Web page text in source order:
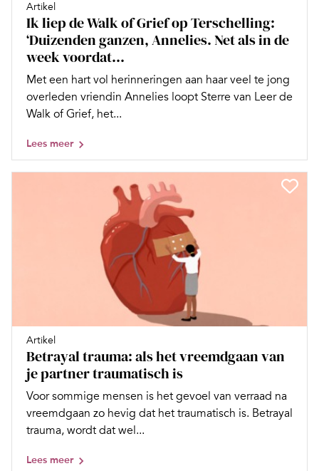
Artikel
Ik liep de Walk of Grief op Terschelling:
‘Duizenden ganzen, Annelies. Net als in de
week voordat...
Met een hart vol herinneringen aan haar veel te jong
overleden vriendin Annelies loopt Sterre van Leer de
Walk of Grief, het...
Lees meer
Artikel
Betrayal trauma: als het vreemdgaan van
je partner traumatisch is
Voor sommige mensen is het gevoel van verraad na
vreemdgaan zo hevig dat het traumatisch is. Betrayal
trauma, wordt dat wel...
Lees meer